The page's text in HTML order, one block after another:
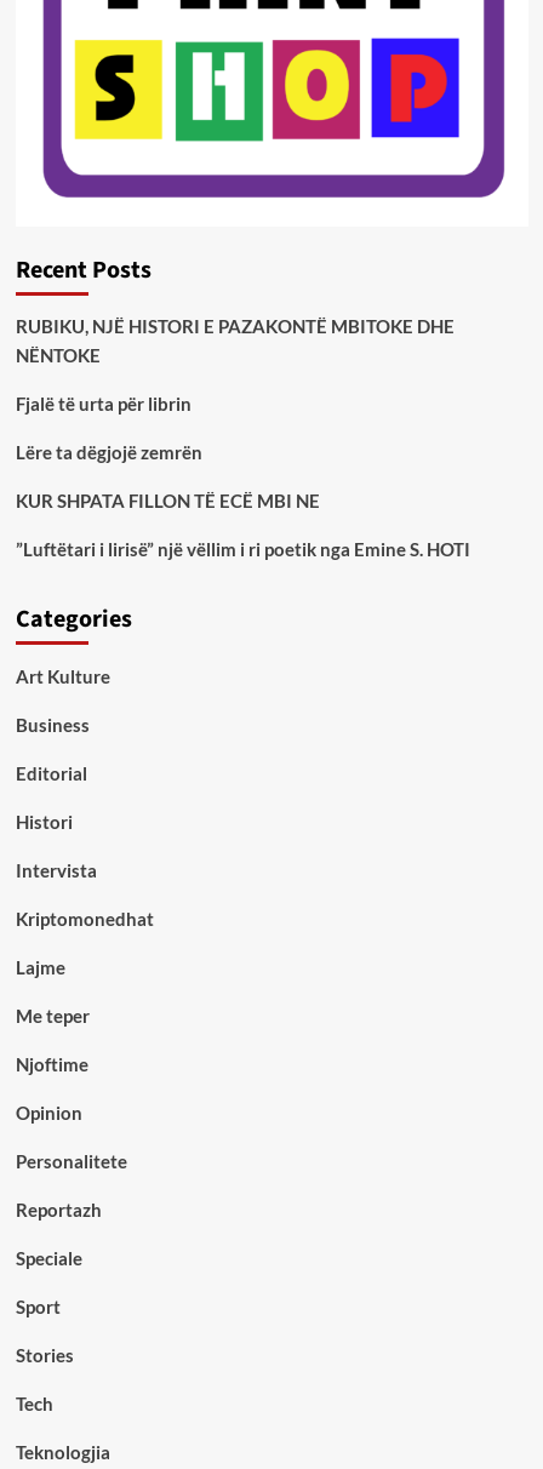
Recent Posts
RUBIKU, NJË HISTORI E PAZAKONTË MBITOKE DHE
NËNTOKE
Fjalë të urta për librin
Lëre ta dëgjojë zemrën
KUR SHPATA FILLON TË ECË MBI NE
”Luftëtari i lirisë” një vëllim i ri poetik nga Emine S. HOTI
Categories
Art Kulture
Business
Editorial
Histori
Intervista
Kriptomonedhat
Lajme
Me teper
Njoftime
Opinion
Personalitete
Reportazh
Speciale
Sport
Stories
Tech
Teknologjia